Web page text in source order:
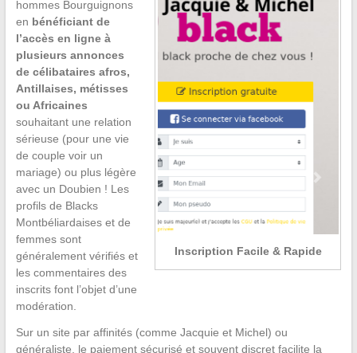
Inscription Facile & Rapide
hommes Bourguignons
en bénéficiant de
l’accès en ligne à
plusieurs annonces
de célibataires afros,
Antillaises, métisses
ou Africaines
souhaitant une relation
sérieuse (pour une vie
de couple voir un
mariage) ou plus légère
avec un Doubien ! Les
profils de Blacks
Montbéliardaises et de
femmes sont
généralement vérifiés et
les commentaires des
inscrits font l’objet d’une
modération.
Sur un site par affinités (comme Jacquie et Michel) ou
généraliste, le paiement sécurisé et souvent discret facilite la